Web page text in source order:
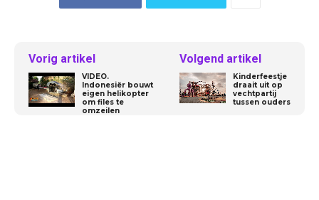
Vorig artikel
VIDEO.
Indonesiër bouwt
eigen helikopter
om files te
omzeilen
Volgend artikel
Kinderfeestje
draait uit op
vechtpartij
tussen ouders